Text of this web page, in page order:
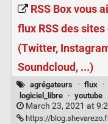
RSS Box vous
flux RSS des sites
(Twitter,
Soundcloud, ...)
agrégateurs · flux ·
logiciel_libre
· youtube
March 23, 2021 at
https://blog.shevarezo.fr/post/2021/03/